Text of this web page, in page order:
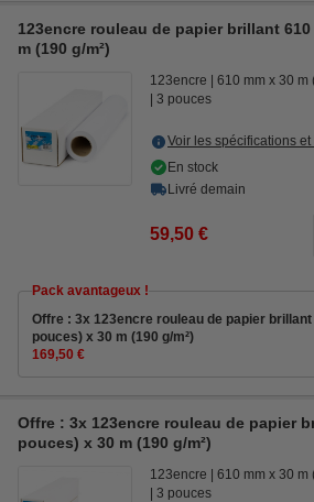
123encre rouleau de papier brillant
m (190 g/m²)
123encre 610 mm x 30 m
3 pouces
Voir les spécifications
En stock
Livré demain
59,50 €
Pack avantageux !
Offre : 3x 123encre rouleau de papier
pouces) x 30 m (190 g/m²)
169,50 €
Offre : 3x 123encre rouleau de papier
pouces) x 30 m (190 g/m²)
123encre 610 mm x 30 m
3 pouces